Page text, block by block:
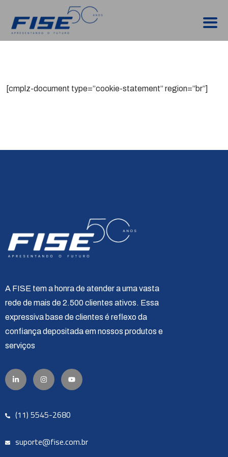
[cmplz-document type=”cookie-statement” region=”br”]
A FISE tem a honra de atender a uma vasta
rede de mais de 2.500 clientes ativos. Essa
expressiva base de clientes é reflexo da
confiança depositada em nossos produtos e
serviços
(11) 5545-2680
suporte@fise.com.br